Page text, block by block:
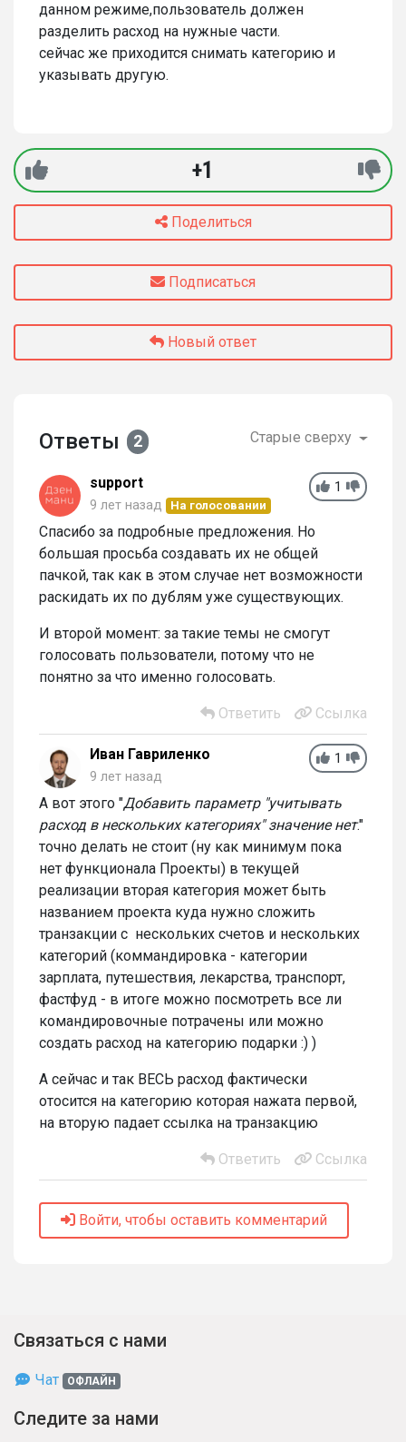
данном режиме,пользователь должен
разделить расход на нужные части.
сейчас же приходится снимать категорию и
указывать другую.
+1
Поделиться
Подписаться
Новый ответ
Ответы 2 Старые сверху
1
support
9 лет назад На голосовании
Спасибо за подробные предложения. Но
большая просьба создавать их не общей
пачкой, так как в этом случае нет возможности
раскидать их по дублям уже существующих.
И второй момент: за такие темы не смогут
голосовать пользователи, потому что не
понятно за что именно голосовать.
Ответить Ссылка
1
Иван Гавриленко
9 лет назад
А вот этого "Добавить параметр "учитывать
расход в нескольких категориях" значение нет."
точно делать не стоит (ну как минимум пока
нет функционала Проекты) в текущей
реализации вторая категория может быть
названием проекта куда нужно сложить
транзакции с нескольких счетов и нескольких
категорий (коммандировка - категории
зарплата, путешествия, лекарства, транспорт,
фастфуд - в итоге можно посмотреть все ли
командировочные потрачены или можно
создать расход на категорию подарки :) )
А сейчас и так ВЕСЬ расход фактически
отосится на категорию которая нажата первой,
на вторую падает ссылка на транзакцию
Ответить Ссылка
Войти, чтобы оставить комментарий
Связаться с нами
Чат ОФЛАЙН
Следите за нами